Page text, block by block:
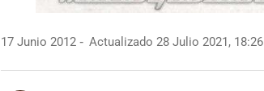
17 Junio 2012 Actualizado 28 Julio 2021, 18:26